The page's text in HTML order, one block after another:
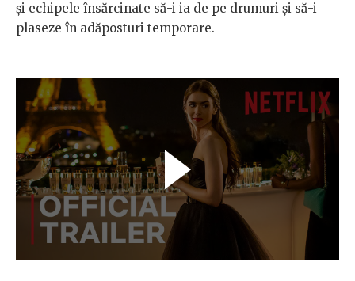
și echipele însărcinate să-i ia de pe drumuri și să-i
plaseze în adăposturi temporare.